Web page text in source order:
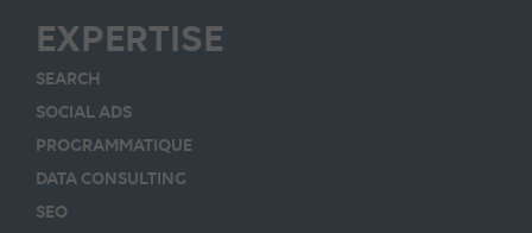
EXPERTISE
SEARCH
SOCIAL ADS
PROGRAMMATIQUE
DATA CONSULTING
SEO